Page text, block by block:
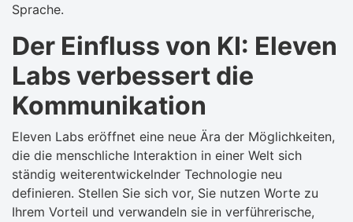
Sprache.
Der Einfluss von KI: Eleven
Labs verbessert die
Kommunikation
Eleven Labs eröffnet eine neue Ära der Möglichkeiten,
die die menschliche Interaktion in einer Welt sich
ständig weiterentwickelnder Technologie neu
definieren. Stellen Sie sich vor, Sie nutzen Worte zu
Ihrem Vorteil und verwandeln sie in verführerische,